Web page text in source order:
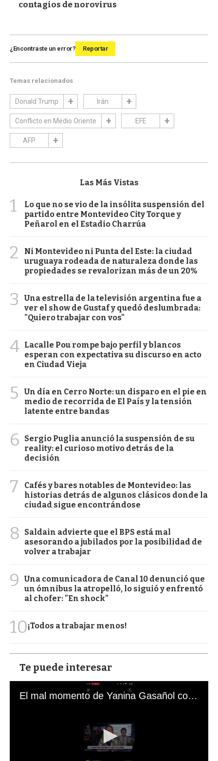
contagios de norovirus
¿Encontraste un error? Reportar
Temas relacionados
Donald Trump Irán
Conflicto en Medio Oriente EFE
AFP
Las Más Vistas
1
Lo que no se vio de la insólita suspensión del
partido entre Montevideo City Torque y
Peñarol en el Estadio Charrúa
2
Ni Montevideo ni Punta del Este: la ciudad
uruguaya rodeada de naturaleza donde las
propiedades se revalorizan más de un 20%
3
Una estrella de la televisión argentina fue a
ver el show de Gustaf y quedó deslumbrada:
"Quiero trabajar con vos"
4 Lacalle Pou rompe bajo perfil y blancos
esperan con expectativa su discurso en acto
en Ciudad Vieja
5
Un día en Cerro Norte: un disparo en el pie en
medio de recorrida de El País y la tensión
latente entre bandas
6
Sergio Puglia anunció la suspensión de su
reality: el curioso motivo detrás de la
decisión
7
Cafés y bares notables de Montevideo: las
historias detrás de algunos clásicos donde la
ciudad sigue encontrándose
8
Saldain advierte que el BPS está mal
asesorando a jubilados por la posibilidad de
volver a trabajar
9
Una comunicadora de Canal 10 denunció que
un ómnibus la atropelló, lo siguió y enfrentó
al chofer: "En shock"
10¡Todos a trabajar menos!
Te puede interesar
El mal momento de Yanina Gasañol con un hincha argentino en "Subrayado"